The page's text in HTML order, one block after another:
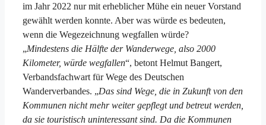
im Jahr 2022 nur mit erheblicher Mühe ein neuer Vorstand
gewählt werden konnte. Aber was würde es bedeuten,
wenn die Wegezeichnung wegfallen würde?
„Mindestens die Hälfte der Wanderwege, also 2000
Kilometer, würde wegfallen“, betont Helmut Bangert,
Verbandsfachwart für Wege des Deutschen
Wanderverbandes. „Das sind Wege, die in Zukunft von den
Kommunen nicht mehr weiter gepflegt und betreut werden,
da sie touristisch uninteressant sind. Da die Kommunen